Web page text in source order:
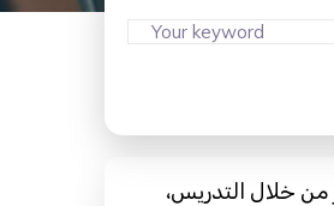
من خلال التدريس،